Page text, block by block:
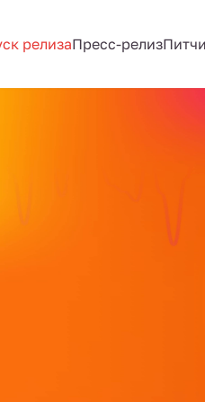
релизаПресс-релиз